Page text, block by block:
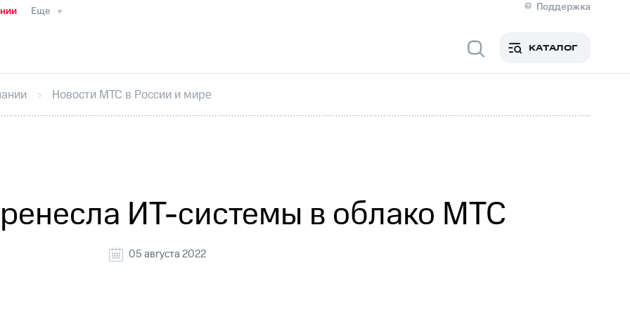
Еще
Поддержка
Медиа-центр
ИнтервьюФинансовая отчетностьКонтактыНовости в регионе
секретарьРаскрытие информации
кабинет акционераАкционерный капиталКонтроль и аудитРынок акций
КАТАЛОГ
Новости МТС в России и мире
ИТ-системы в облако МТС
05 августа 2022